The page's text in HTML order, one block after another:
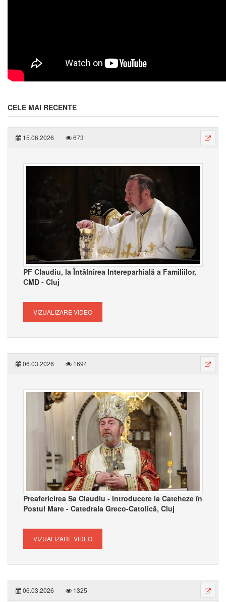
CELE MAI RECENTE
15.06.2026 673
PF Claudiu, la Întâlnirea Intereparhială a Familiilor,
CMD - Cluj
VIZUALIZARE VIDEO
06.03.2026 1694
Preafericirea Sa Claudiu - Introducere la Cateheze în
Postul Mare - Catedrala Greco-Catolică, Cluj
VIZUALIZARE VIDEO
06.03.2026 1325